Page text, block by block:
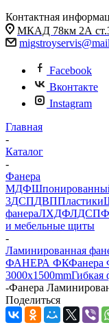
Контактная
МКАД 78км 2А
Facebook
Вконтакте
Instagram
Главная
-
Каталог
-
Фанера
МДФ
3ДСПДВППластики
фанераЛХДФЛДСП
и мебельные щиты
-
Ламинированная
ФАНЕРА ФК
3000х1500mmГибкая
-Фанера
Поделиться